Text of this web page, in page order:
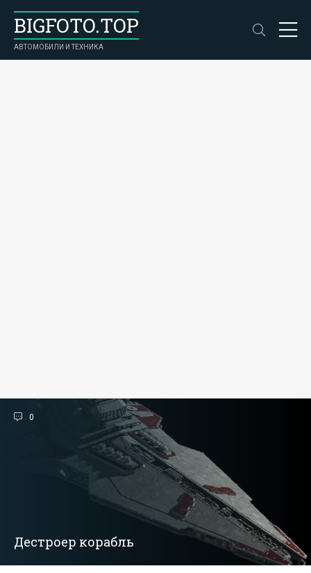
BIGFOTO.TOP
АВТОМОБИЛИ И ТЕХНИКА
0
Дестроер корабль